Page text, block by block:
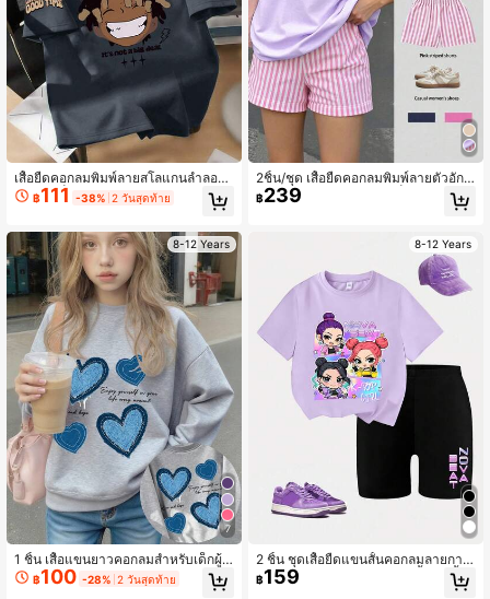
เสื้อยืดคอกลมพิมพ์ลายสโลแกนลำลอง
สำหรับเด็กผู้ชาย เหมาะสำหรับใส่ไปโร
งเรียน, ช้อปปิ้ง, สตรีทแวร์ และวันหยุด
฿111 -38% 2 วันสุดท้าย
8-12 Years
7
1 ชิ้น เสื้อแขนยาวคอกลมสำหรับเด็กผู้ห
ญิง ลายพิมพ์ดอกไม้แบบวินเทจ สบาย
แฟชั่น สไตล์ใหม่สำหรับฤดูใบไม้ร่วง/ฤ
฿100 -28% 2 วันสุดท้าย
2ชิ้น/ชุด เสื้อยืดคอกลมพิมพ์ลายตัวอักษ
ร Matcha Latte สำหรับเด็กผู้หญิง + ก
างเกงขาสั้นลายทางสีชมพู ชุดเสื้อผ้าแ
฿239
8-12 Years
2 ชิ้น ชุดเสื้อยืดแขนสั้นคอกลมลายการ์
ตูนน่ารัก 3 สาว + กางเกงขาสั้นเลกกิ้งพิ
มพ์ลายตัวอักษรหลากสี สำหรับเด็กผู้หญิ
฿159